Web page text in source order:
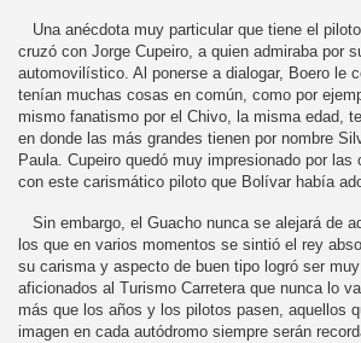
Una anécdota muy particular que tiene el
cruzó con Jorge Cupeiro, a quien admiraba por
automovilístico. Al ponerse a dialogar, Boero le
tenían muchas cosas en común, como por
mismo fanatismo por el Chivo, la misma edad,
en donde las más grandes tienen por nombre
Paula. Cupeiro quedó muy impresionado por
con este carismático piloto que Bolívar había
Sin embargo, el Guacho nunca se alejará de
los que en varios momentos se sintió el rey
su carisma y aspecto de buen tipo logró ser
aficionados al Turismo Carretera que nunca lo
más que los años y los pilotos pasen, aquellos
imagen en cada autódromo siempre serán